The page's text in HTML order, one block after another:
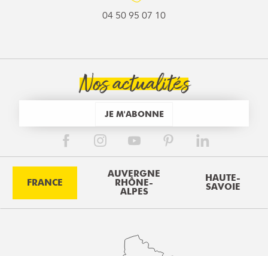
04 50 95 07 10
Nos actualités
JE M'ABONNE
FRANCE
AUVERGNE
RHÔNE-
ALPES
HAUTE-
SAVOIE